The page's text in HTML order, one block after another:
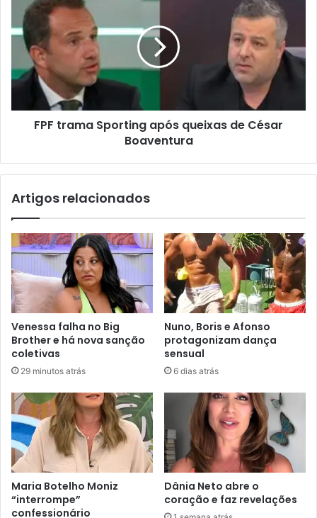
FPF trama Sporting após queixas de César
Boaventura
Artigos relacionados
Venessa falha no Big
Brother e há nova sanção
coletivas
29 minutos atrás
Nuno, Boris e Afonso
protagonizam dança
sensual
6 dias atrás
Maria Botelho Moniz
“interrompe”
confessionário
Dânia Neto abre o
coração e faz revelações